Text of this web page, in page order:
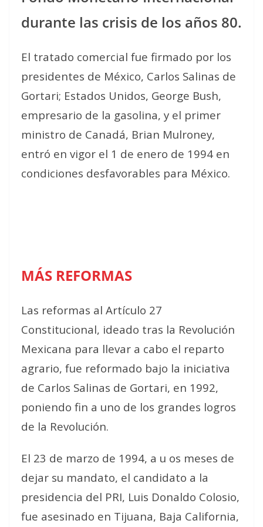
durante las crisis de los años 80.
El tratado comercial fue firmado por los
presidentes de México, Carlos Salinas de
Gortari; Estados Unidos, George Bush,
empresario de la gasolina, y el primer
ministro de Canadá, Brian Mulroney,
entró en vigor el 1 de enero de 1994 en
condiciones desfavorables para México.
MÁS REFORMAS
Las reformas al Artículo 27
Constitucional, ideado tras la Revolución
Mexicana para llevar a cabo el reparto
agrario, fue reformado bajo la iniciativa
de Carlos Salinas de Gortari, en 1992,
poniendo fin a uno de los grandes logros
de la Revolución.
El 23 de marzo de 1994, a u os meses de
dejar su mandato, el candidato a la
presidencia del PRI, Luis Donaldo Colosio,
fue asesinado en Tijuana, Baja California,